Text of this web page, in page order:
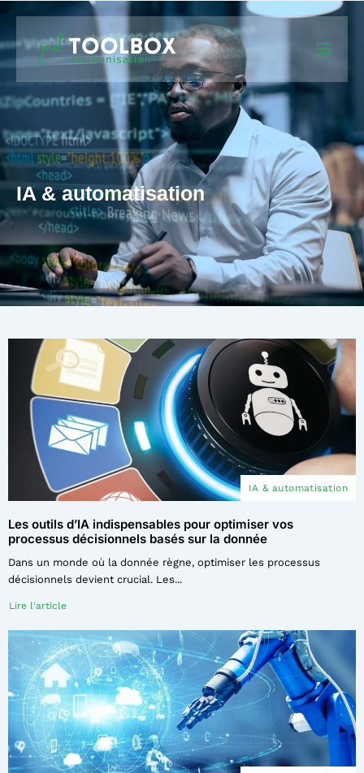
IA & automatisation
IA & automatisation
Les outils d’IA indispensables pour optimiser vos
processus décisionnels basés sur la donnée
Dans un monde où la donnée règne, optimiser les processus
décisionnels devient crucial. Les...
Lire l'article